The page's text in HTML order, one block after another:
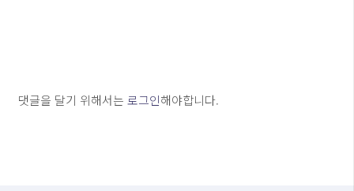
댓글을 달기 위해서는 로그인해야합니다.